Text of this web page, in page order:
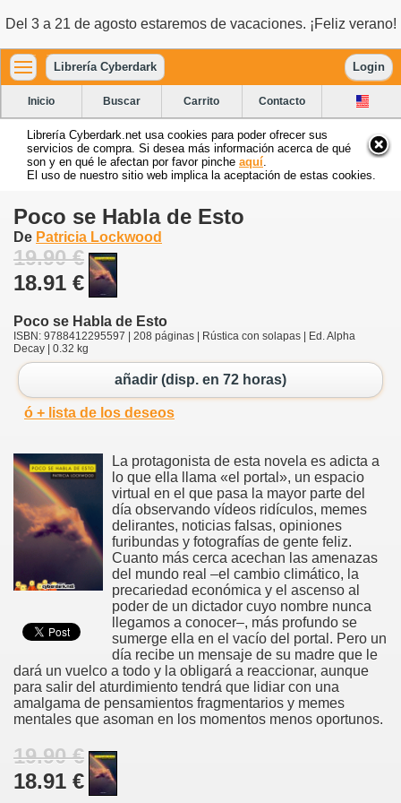
Del 3 a 21 de agosto estaremos de vacaciones. ¡Feliz verano!
Librería Cyberdark Login
Inicio Buscar Carrito Contacto
Librería Cyberdark.net usa cookies para poder ofrecer sus
servicios de compra. Si desea más información acerca de qué
son y en qué le afectan por favor pinche aquí
El uso de nuestro sitio web implica la aceptación de estas cookies.
Poco se Habla de Esto
De Patricia Lockwood
19.90 €
18.91 €
Poco se Habla de Esto
ISBN: 9788412295597 | 208 páginas | Rústica con solapas | Ed. Alpha
Decay | 0.32 kg
añadir (disp. en 72 horas)
ó + lista de los deseos
La protagonista de esta novela es adicta a
lo que ella llama «el portal», un espacio
virtual en el que pasa la mayor parte del
día observando vídeos ridículos, memes
delirantes, noticias falsas, opiniones
furibundas y fotografías de gente feliz.
Cuanto más cerca acechan las amenazas
del mundo real –el cambio climático, la
precariedad económica y el ascenso al
poder de un dictador cuyo nombre nunca
llegamos a conocer–, más profundo se
sumerge ella en el vacío del portal. Pero un
día recibe un mensaje de su madre que le
dará un vuelco a todo y la obligará a reaccionar, aunque
para salir del aturdimiento tendrá que lidiar con una
amalgama de pensamientos fragmentarios y memes
mentales que asoman en los momentos menos oportunos.
19.90 €
18.91 €